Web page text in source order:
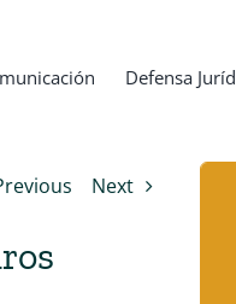
Defensa
Next